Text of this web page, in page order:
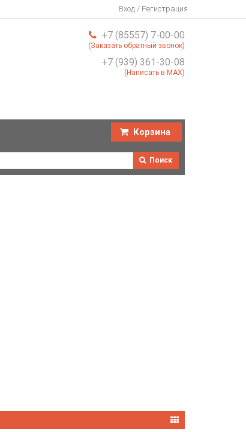
Вход / Регистрация
+7 (85557) 7-00-00
(Заказать обратный звонок)
+7 (939) 361-30-08
(Написать в MAX)
Корзина
Поиск